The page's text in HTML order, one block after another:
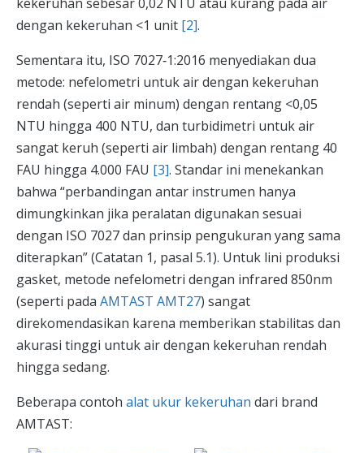
dengan kekeruhan <1 unit [2].
Sementara itu, ISO 7027‑1:2016 menyediakan dua
metode: nefelometri untuk air dengan kekeruhan
rendah (seperti air minum) dengan rentang <0,05
NTU hingga 400 NTU, dan turbidimetri untuk air
sangat keruh (seperti air limbah) dengan rentang 40
FAU hingga 4.000 FAU [3]. Standar ini menekankan
bahwa “perbandingan antar instrumen hanya
dimungkinkan jika peralatan digunakan sesuai
dengan ISO 7027 dan prinsip pengukuran yang sama
diterapkan” (Catatan 1, pasal 5.1). Untuk lini produksi
gasket, metode nefelometri dengan infrared 850nm
(seperti pada AMTAST AMT27) sangat
direkomendasikan karena memberikan stabilitas dan
akurasi tinggi untuk air dengan kekeruhan rendah
hingga sedang.
Beberapa contoh alat ukur kekeruhan dari brand
AMTAST: